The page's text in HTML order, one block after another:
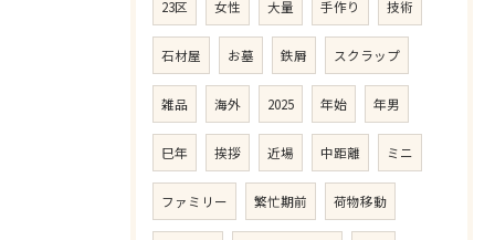
23区 女性 大量 手作り 技術
石材屋 お墓 鉄屑 スクラップ
雑品 海外 2025 年始 年男
巳年 挨拶 近場 中距離 ミニ
ファミリー 繁忙期前 荷物移動